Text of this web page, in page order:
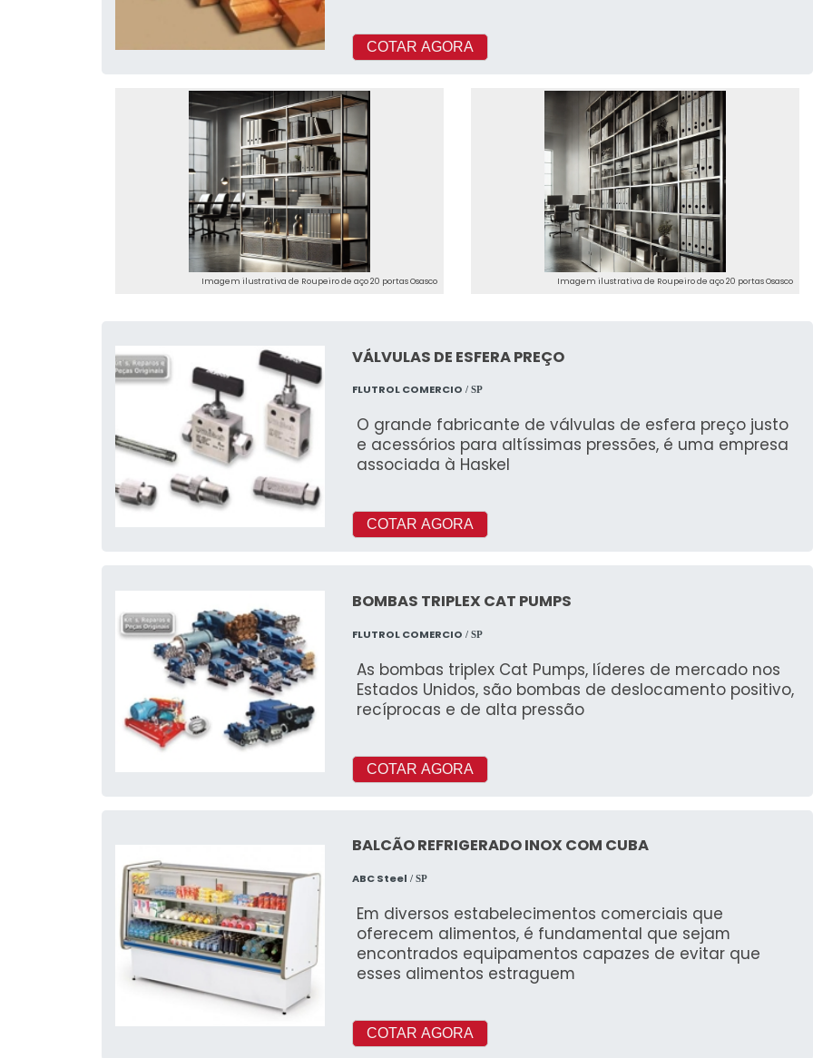
COTAR AGORA
Imagem ilustrativa de Roupeiro de aço 20 portas Osasco Imagem ilustrativa de Roupeiro de aço 20 portas Osasco
VÁLVULAS DE ESFERA PREÇO
FLUTROL COMERCIO / SP
O grande fabricante de válvulas de esfera preço justo
e acessórios para altíssimas pressões, é uma empresa
associada à Haskel
COTAR AGORA
BOMBAS TRIPLEX CAT PUMPS
FLUTROL COMERCIO / SP
As bombas triplex Cat Pumps, líderes de mercado nos
Estados Unidos, são bombas de deslocamento positivo,
recíprocas e de alta pressão
COTAR AGORA
BALCÃO REFRIGERADO INOX COM CUBA
ABC Steel / SP
Em diversos estabelecimentos comerciais que
oferecem alimentos, é fundamental que sejam
encontrados equipamentos capazes de evitar que
esses alimentos estraguem
COTAR AGORA